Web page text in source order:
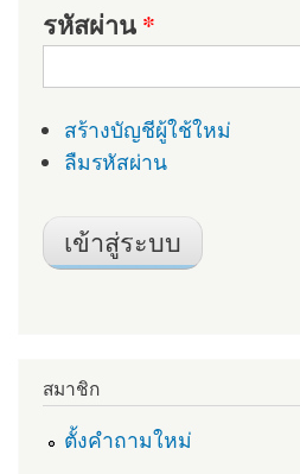
รหัสผ่าน*
สร้างบัญชีผู้ใช้ใหม่
ลืมรหัสผ่าน
สมาชิก
ตั้งคำถามใหม่